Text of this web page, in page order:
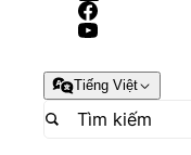
Tiếng Việt